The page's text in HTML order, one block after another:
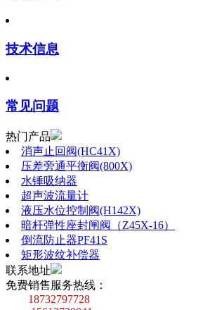
技术信息
常见问题
热门产品
消声止回阀(HC41X)
压差旁通平衡阀(800X)
水锤吸纳器
超声波流量计
液压水位控制阀(H142X)
暗杆弹性座封闸阀（Z45X-16）
倒流防止器PF41S
矩形波纹补偿器
联系地址
免费销售服务热线：
18732797728